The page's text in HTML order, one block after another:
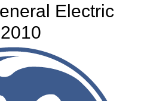
Electric